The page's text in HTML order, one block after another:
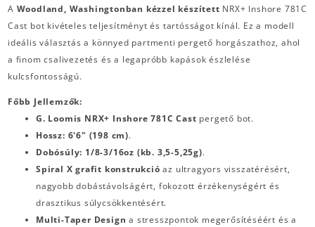
A Woodland, Washingtonban kézzel készített NRX+ Inshore 781C
Cast bot kivételes teljesítményt és tartósságot kínál. Ez a modell
ideális választás a könnyed partmenti pergető horgászathoz, ahol
a finom csalivezetés és a legapróbb kapások észlelése
kulcsfontosságú.
Főbb Jellemzők:
G. Loomis NRX+ Inshore 781C Cast pergető bot.
Hossz: 6'6" (198 cm).
Dobósúly: 1/8-3/16oz (kb. 3,5-5,25g).
Spiral X grafit konstrukció az ultragyors visszatérésért,
nagyobb dobástávolságért, fokozott érzékenységért és
drasztikus súlycsökkentésért.
Multi-Taper Design a stresszpontok megerősítéséért és a